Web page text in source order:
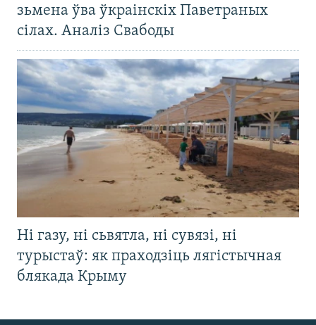
зьмена ўва ўкраінскіх Паветраных
сілах. Аналіз Свабоды
Ні газу, ні сьвятла, ні сувязі, ні
турыстаў: як праходзіць лягістычная
блякада Крыму